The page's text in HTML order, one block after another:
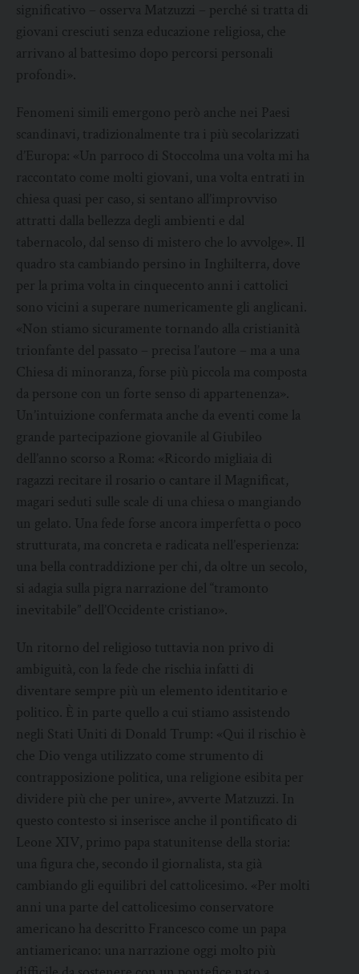
significativo – osserva Matzuzzi – perché si tratta di
giovani cresciuti senza educazione religiosa, che
arrivano al battesimo dopo percorsi personali
profondi».
Fenomeni simili emergono però anche nei Paesi
scandinavi, tradizionalmente tra i più secolarizzati
d’Europa: «Un parroco di Stoccolma una volta mi ha
raccontato come molti giovani, una volta entrati in
chiesa quasi per caso, si sentano all’improvviso
attratti dalla bellezza degli ambienti e dal
tabernacolo, dal senso di mistero che lo avvolge». Il
quadro sta cambiando persino in Inghilterra, dove
per la prima volta in cinquecento anni i cattolici
sono vicini a superare numericamente gli anglicani.
«Non stiamo sicuramente tornando alla cristianità
trionfante del passato – precisa l’autore – ma a una
Chiesa di minoranza, forse più piccola ma composta
da persone con un forte senso di appartenenza».
Un’intuizione confermata anche da eventi come la
grande partecipazione giovanile al Giubileo
dell’anno scorso a Roma: «Ricordo migliaia di
ragazzi recitare il rosario o cantare il Magnificat,
magari seduti sulle scale di una chiesa o mangiando
un gelato. Una fede forse ancora imperfetta o poco
strutturata, ma concreta e radicata nell’esperienza:
una bella contraddizione per chi, da oltre un secolo,
si adagia sulla pigra narrazione del “tramonto
inevitabile” dell’Occidente cristiano».
Un ritorno del religioso tuttavia non privo di
ambiguità, con la fede che rischia infatti di
diventare sempre più un elemento identitario e
politico. È in parte quello a cui stiamo assistendo
negli Stati Uniti di Donald Trump: «Qui il rischio è
che Dio venga utilizzato come strumento di
contrapposizione politica, una religione esibita per
dividere più che per unire», avverte Matzuzzi. In
questo contesto si inserisce anche il pontificato di
Leone XIV, primo papa statunitense della storia:
una figura che, secondo il giornalista, sta già
cambiando gli equilibri del cattolicesimo. «Per molti
anni una parte del cattolicesimo conservatore
americano ha descritto Francesco come un papa
antiamericano: una narrazione oggi molto più